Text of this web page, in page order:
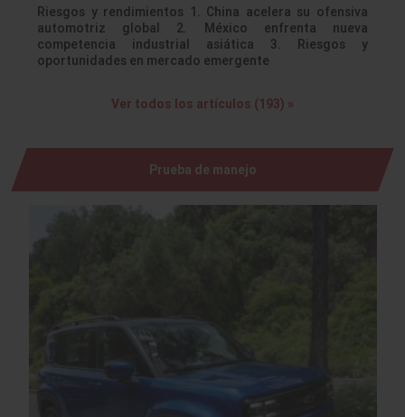
Riesgos y rendimientos 1. China acelera su ofensiva
automotriz global 2. México enfrenta nueva
competencia industrial asiática 3. Riesgos y
oportunidades en mercado emergente
Ver todos los artículos (193) »
Prueba de manejo